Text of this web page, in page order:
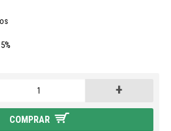
+
COMPRAR